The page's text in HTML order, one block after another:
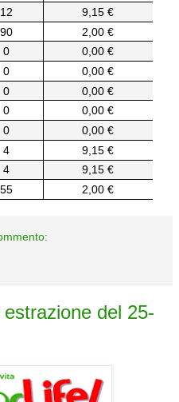
12
9,15 €
90
2,00 €
0
0,00 €
0
0,00 €
0
0,00 €
0
0,00 €
0
0,00 €
4
9,15 €
4
9,15 €
55 2,00 €
del 25-